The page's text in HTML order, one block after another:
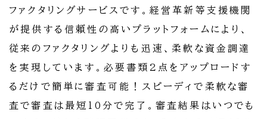
ファクタリングサービスです。経営革新等支援機関
が提供する信頼性の高いプラットフォームにより、
従来のファクタリングよりも迅速、柔軟な資金調達
を実現しています。必要書類2点をアップロードす
るだけで簡単に審査可能！スピーディで柔軟な審
査で審査は最短10分で完了。審査結果はいつでも